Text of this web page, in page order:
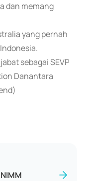
dan memang
yang pernah
sebagai SEVP
Danantara